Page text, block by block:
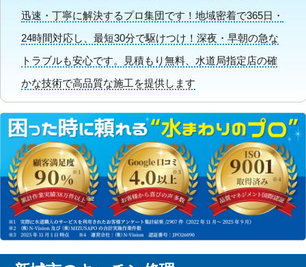
迅速・丁寧に解決するプロ集団です！地域密着で365日・
24時間対応し、最短30分で駆けつけ！深夜・早朝の急な
トラブルも安心です。見積もり無料、水道局指定店の確
かな技術で高品質な施工を提供します